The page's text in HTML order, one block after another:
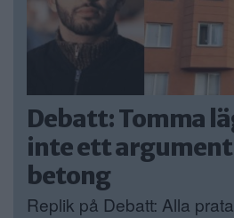
Debatt: Tomma
inte ett
betong
Replik på Debatt: Alla